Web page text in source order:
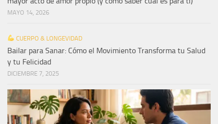
MAYO 14, 2026
CUERPO & LONGEVIDAD
Bailar para Sanar: Cómo el Movimiento Transforma tu Salud
y tu Felicidad
DICIEMBRE 7, 2025